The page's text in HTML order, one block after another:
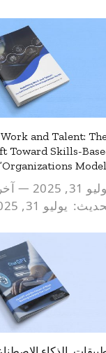
Work and Talent:
Toward Skills-
Organizations
31, 2025
آخر
يوليو 31, 2025